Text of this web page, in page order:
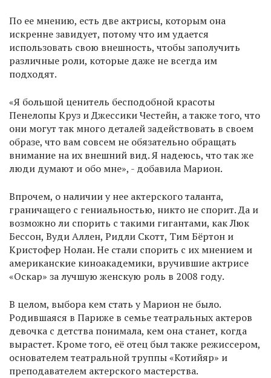
По ее мнению, есть две актрисы, которым она
искренне завидует, потому что им удается
использовать свою внешность, чтобы заполучить
различные роли, которые даже не всегда им
подходят.
«Я большой ценитель бесподобной красоты
Пенелопы Круз и Джессики Честейн, а также того, что
они могут так много деталей задействовать в своем
образе, что вам совсем не обязательно обращать
внимание на их внешний вид. Я надеюсь, что так же
люди думают и обо мне», - добавила Марион.
Впрочем, о наличии у нее актерского таланта,
граничащего с гениальностью, никто не спорит. Да и
возможно ли спорить с такими гигантами, как Люк
Бессон, Вуди Аллен, Ридли Скотт, Тим Бёртон и
Кристофер Нолан. Не стали спорить с их мнением и
американские киноакадемики, вручившие актрисе
«Оскар» за лучшую женскую роль в 2008 году.
В целом, выбора кем стать у Марион не было.
Родившаяся в Париже в семье театральных актеров
девочка с детства понимала, кем она станет, когда
вырастет. Кроме того, её отец был также режиссером,
основателем театральной труппы «Котийяр» и
преподавателем актерского мастерства.